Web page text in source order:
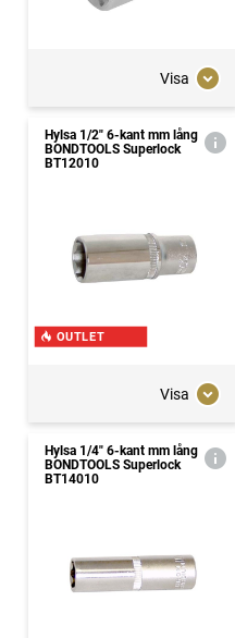
Visa
Hylsa 1/2" 6-kant mm lång
BONDTOOLS Superlock
BT12010
OUTLET
Visa
Hylsa 1/4" 6-kant mm lång
BONDTOOLS Superlock
BT14010